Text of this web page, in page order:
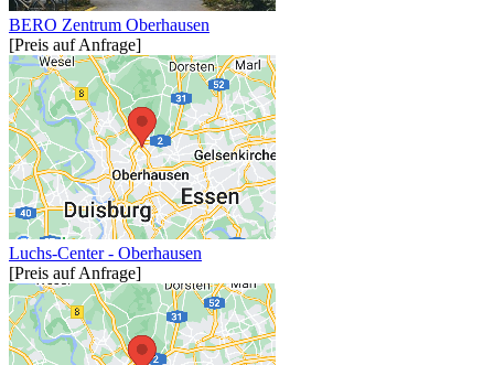
BERO Zentrum Oberhausen
[Preis auf Anfrage]
Luchs-Center - Oberhausen
[Preis auf Anfrage]